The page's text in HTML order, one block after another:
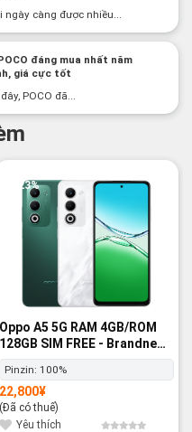
ngày càng được nhiều...
đáng mua nhất năm
giá cực tốt
POCO đã...
-23%
Oppo A5 5G RAM 4GB/ROM
128GB SIM FREE - Brandnew
100%
Pinzin: 100%
22,800¥
(Đã có thuế)
Yêu thích